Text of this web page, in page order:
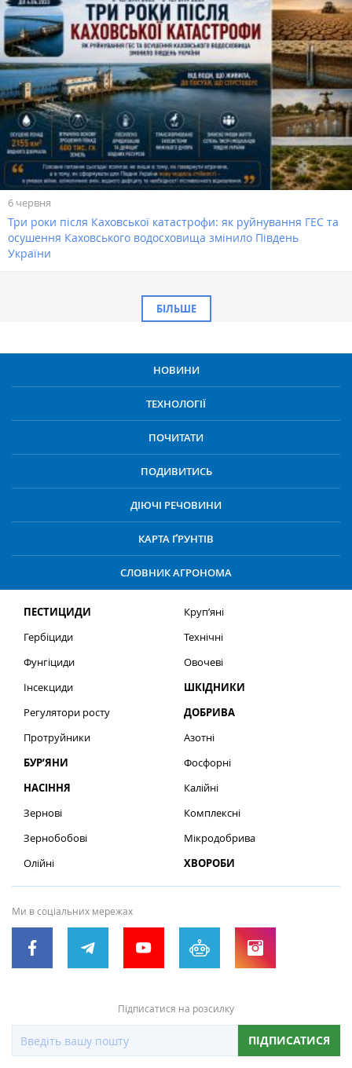
6 червня
Три роки після Каховської катастрофи: як руйнування ГЕС та
осушення Каховського водосховища змінило Південь
України
БІЛЬШЕ
НОВИНИ
ТЕХНОЛОГІЇ
ПОЧИТАТИ
ПОДИВИТИСЬ
ДІЮЧІ РЕЧОВИНИ
КАРТА ҐРУНТІВ
СЛОВНИК АГРОНОМА
ПЕСТИЦИДИ
Гербіциди
Фунгіциди
Інсекциди
Регулятори росту
Протруйники
БУР’ЯНИ
НАСІННЯ
Зернові
Зернобобові
Олійні
Круп’яні
Технічні
Овочеві
ШКІДНИКИ
ДОБРИВА
Азотні
Фосфорні
Калійні
Комплексні
Мікродобрива
ХВОРОБИ
Ми в соціальних мережах
Підписатися на розсилку
ПІДПИСАТИСЯ